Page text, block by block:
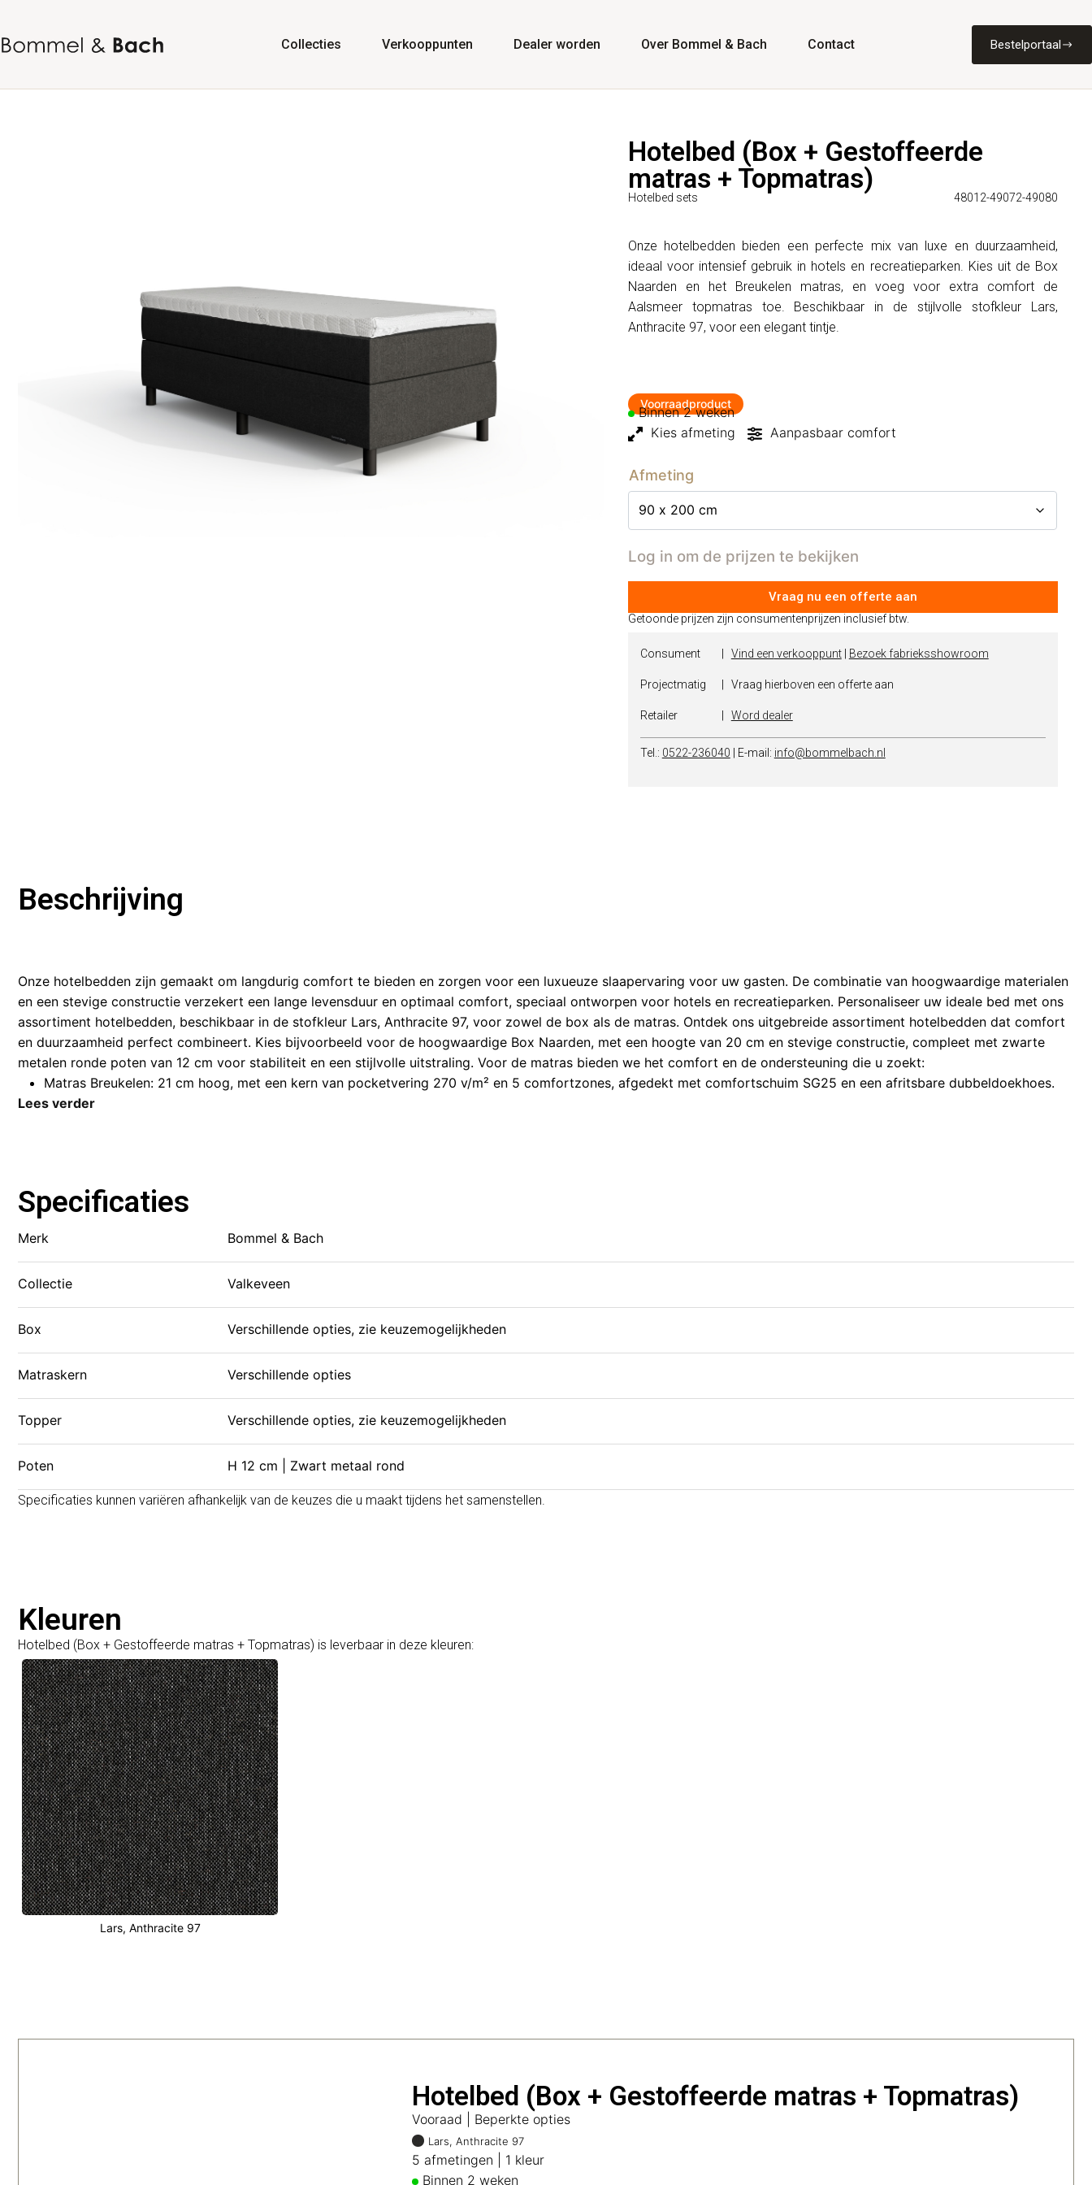
Collecties Verkooppunten Dealer worden Over Bommel & Bach Contact Bestelportaal
Hotelbed (Box + Gestoffeerde
matras + Topmatras)
Hotelbed sets 48012-49072-49080
Onze hotelbedden bieden een perfecte mix van luxe en duurzaamheid,
ideaal voor intensief gebruik in hotels en recreatieparken. Kies uit de Box
Naarden en het Breukelen matras, en voeg voor extra comfort de
Aalsmeer topmatras toe. Beschikbaar in de stijlvolle stofkleur Lars,
Anthracite 97, voor een elegant tintje.
Voorraadproduct
Binnen 2 weken
Kies afmeting
Aanpasbaar comfort
Afmeting
Log in om de prijzen te bekijken
Vraag nu een offerte aan
Getoonde prijzen zijn consumentenprijzen inclusief btw.
Consument Vind een verkooppunt Bezoek fabrieksshowroom
Projectmatig | Vraag hierboven een offerte aan
Retailer Word dealer
Tel.: 0522-236040 | E-mail: info@bommelbach.nl
Beschrijving
Onze hotelbedden zijn gemaakt om langdurig comfort te bieden en zorgen voor een luxueuze slaapervaring voor uw gasten. De combinatie van hoogwaardige materialen
en een stevige constructie verzekert een lange levensduur en optimaal comfort, speciaal ontworpen voor hotels en recreatieparken. Personaliseer uw ideale bed met ons
assortiment hotelbedden, beschikbaar in de stofkleur Lars, Anthracite 97, voor zowel de box als de matras. Ontdek ons uitgebreide assortiment hotelbedden dat comfort
en duurzaamheid perfect combineert. Kies bijvoorbeeld voor de hoogwaardige Box Naarden, met een hoogte van 20 cm en stevige constructie, compleet met zwarte
metalen ronde poten van 12 cm voor stabiliteit en een stijlvolle uitstraling. Voor de matras bieden we het comfort en de ondersteuning die u zoekt:
Matras Breukelen: 21 cm hoog, met een kern van pocketvering 270 v/m² en 5 comfortzones, afgedekt met comfortschuim SG25 en een afritsbare dubbeldoekhoes.
slaapervaring en zijn perfect geschikt voor hotels en recreatieparken.
Lees verder
Specificaties
Merk Bommel & Bach
Collectie Valkeveen
Box Verschillende opties, zie keuzemogelijkheden
Matraskern Verschillende opties
Topper Verschillende opties, zie keuzemogelijkheden
Poten H 12 cm | Zwart metaal rond
Specificaties kunnen variëren afhankelijk van de keuzes die u maakt tijdens het samenstellen.
Kleuren
Hotelbed (Box + Gestoffeerde matras + Topmatras) is leverbaar in deze kleuren:
Lars, Anthracite 97
Hotelbed (Box + Gestoffeerde matras + Topmatras)
Vooraad | Beperkte opties
Lars, Anthracite 97
5 afmetingen | 1 kleur
Binnen 2 weken